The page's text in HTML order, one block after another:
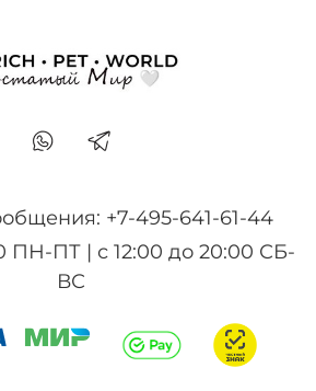
+7-495-641-61-44
ПН-ПТ | с 12:00 до 20:00 СБ-
ВС